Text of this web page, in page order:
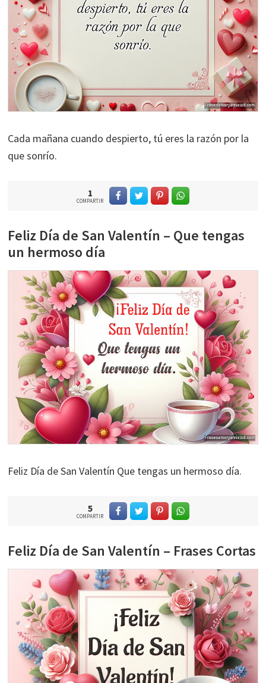
Cada mañana cuando despierto, tú eres la razón por la
que sonrío.
1
COMPARTIR
Feliz Día de San Valentín – Que tengas
un hermoso día
Feliz Día de San Valentín Que tengas un hermoso día.
5
COMPARTIR
Feliz Día de San Valentín – Frases Cortas